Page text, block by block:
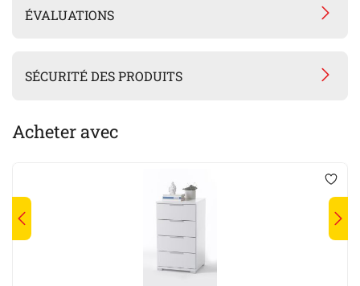
ÉVALUATIONS
SÉCURITÉ DES PRODUITS
Acheter avec